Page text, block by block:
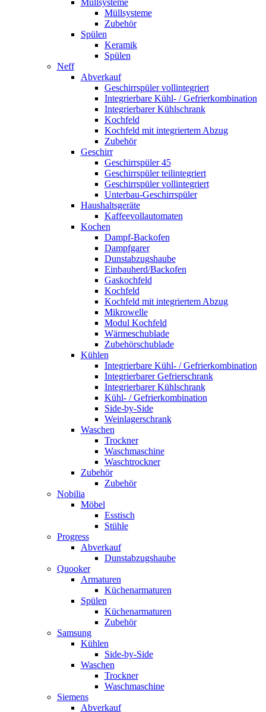
Müllsysteme
Müllsysteme
Zubehör
Spülen
Keramik
Spülen
Neff
Abverkauf
Geschirrspüler vollintegriert
Integrierbare Kühl- / Gefrierkombination
Integrierbarer Kühlschrank
Kochfeld
Kochfeld mit integriertem Abzug
Zubehör
Geschirr
Geschirrspüler 45
Geschirrspüler teilintegriert
Geschirrspüler vollintegriert
Unterbau-Geschirrspüler
Haushaltsgeräte
Kaffeevollautomaten
Kochen
Dampf-Backofen
Dampfgarer
Dunstabzugshaube
Einbauherd/Backofen
Gaskochfeld
Kochfeld
Kochfeld mit integriertem Abzug
Mikrowelle
Modul Kochfeld
Wärmeschublade
Zubehörschublade
Kühlen
Integrierbare Kühl- / Gefrierkombination
Integrierbarer Gefrierschrank
Integrierbarer Kühlschrank
Kühl- / Gefrierkombination
Side-by-Side
Weinlagerschrank
Waschen
Trockner
Waschmaschine
Waschtrockner
Zubehör
Zubehör
Nobilia
Möbel
Esstisch
Stühle
Progress
Abverkauf
Dunstabzugshaube
Quooker
Armaturen
Küchenarmaturen
Spülen
Küchenarmaturen
Zubehör
Samsung
Kühlen
Side-by-Side
Waschen
Trockner
Waschmaschine
Siemens
Abverkauf